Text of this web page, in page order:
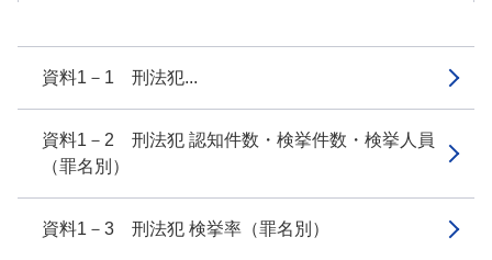
資料1－1 刑法犯...
資料1－2 刑法犯 認知件数・検挙件数・検挙人員
（罪名別）
資料1－3 刑法犯 検挙率（罪名別）